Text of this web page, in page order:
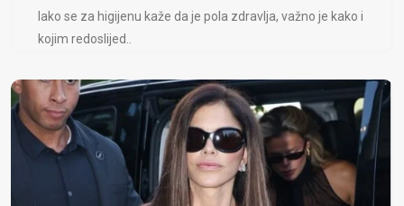
Iako se za higijenu kaže da je pola zdravlja, važno je kako i
kojim redoslijed..